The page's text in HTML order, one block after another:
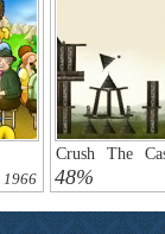
1966
Crush The
Pack
48%